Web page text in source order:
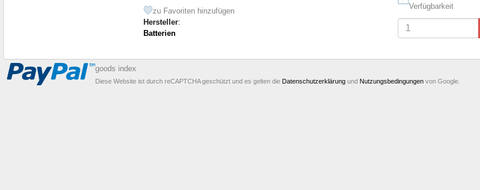
zu Favoriten hinzufügen
Hersteller:
Batterien
Verfügbarkeit
goods index
Diese Website ist durch reCAPTCHA geschützt und es gelten die Datenschutzerklärung und Nutzungsbedingungen von Google.